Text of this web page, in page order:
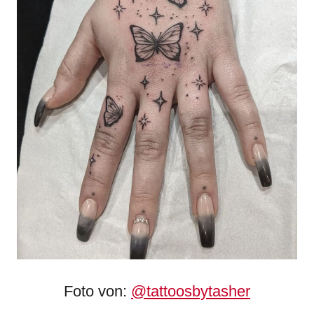
Foto von: @tattoosbytasher